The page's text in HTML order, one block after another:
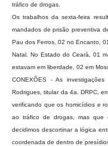
tráfico de drogas.
Os trabalhos da sexta-feira
mandados de prisão preventiva
Pau dos Ferros, 02 no Encanto,
Natal. No Estado do Ceará, 01
estavam em liberdade, 02 em
CONEXÕES - As
Rodrigues, titular da 4a. DRPC,
verificando que os homicídios e
ao tráfico de drogas, mas que
decidimos descortinar a lógica
coordenada de dentro de